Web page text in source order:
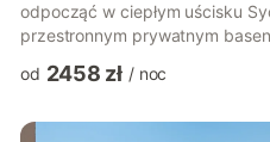
odpocząć w ciepłym uścisku
przestronnym prywatnym
taras z miejscem do grillowania
okolicę. Wewnątrz klimatyzacja
od 2458 zł / noc